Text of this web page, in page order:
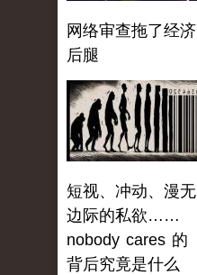
网络审查拖了经济
后腿
短视、冲动、漫无
边际的私欲……
nobody cares 的
背后究竟是什么